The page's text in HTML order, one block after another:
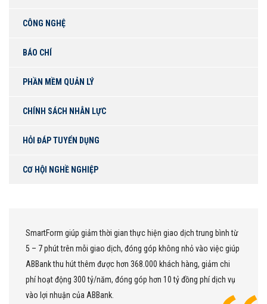
CÔNG NGHỆ
BÁO CHÍ
PHẦN MỀM QUẢN LÝ
CHÍNH SÁCH NHÂN LỰC
HỎI ĐÁP TUYỂN DỤNG
CƠ HỘI NGHỀ NGHIỆP
SmartForm giúp giảm thời gian thực hiện giao dịch trung bình từ
5 – 7 phút trên mỗi giao dịch, đóng góp không nhỏ vào việc giúp
ABBank thu hút thêm được hơn 368.000 khách hàng, giảm chi
phí hoạt động 300 tỷ/năm, đóng góp hơn 10 tỷ đồng phí dịch vụ
vào lợi nhuận của ABBank.